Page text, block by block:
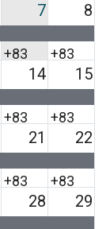
7 8
+83
more
+83
more
14 15
+83
more
+83
more
21 22
+83
more
+83
more
28 29